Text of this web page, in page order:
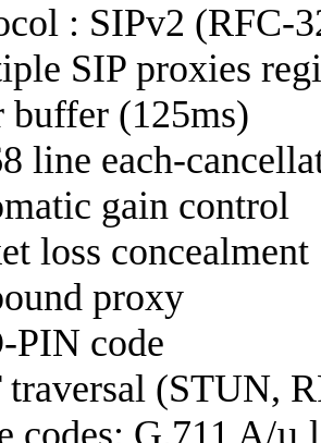
: SIPv2 (RFC-
SIP proxies
buffer (125ms)
line each-
gain control
loss concealment
proxy
PIN code
(STUN,